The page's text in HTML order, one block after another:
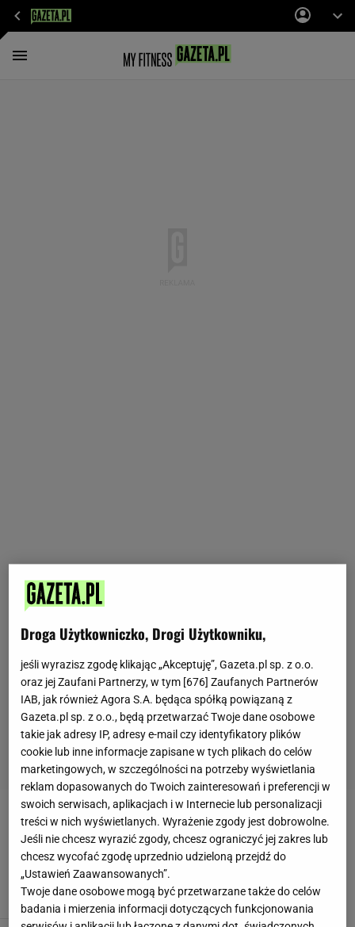
SZCZUPŁA TALIA
5 niezawodnych ćwiczeń na szczupłą talię
PLAN TRENINGOWY
Droga Użytkowniczko, Drogi Użytkowniku,
jeśli wyrazisz zgodę klikając „Akceptuję”, Gazeta.pl sp. z o.o.
oraz jej Zaufani Partnerzy, w tym [ 676 ] Zaufanych Partnerów
IAB, jak również Agora S.A. będąca spółką powiązaną z
Gazeta.pl sp. z o.o., będą przetwarzać Twoje dane osobowe
takie jak adresy IP, adresy e-mail czy identyfikatory plików
cookie lub inne informacje zapisane w tych plikach do celów
marketingowych, w szczególności na potrzeby wyświetlania
reklam dopasowanych do Twoich zainteresowań i preferencji w
swoich serwisach, aplikacjach i w Internecie lub personalizacji
treści w nich wyświetlanych. Wyrażenie zgody jest dobrowolne.
Jeśli nie chcesz wyrazić zgody, chcesz ograniczyć jej zakres lub
chcesz wycofać zgodę uprzednio udzieloną przejdź do
„Ustawień Zaawansowanych”.
Twoje dane osobowe mogą być przetwarzane także do celów
badania i mierzenia informacji dotyczących funkcjonowania